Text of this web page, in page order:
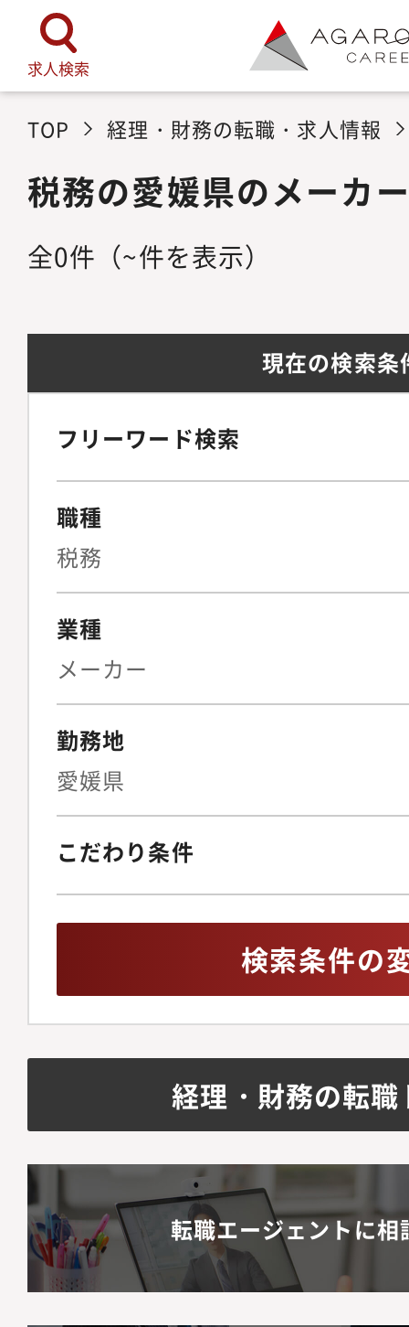
求人検索
TOP 経理・財務の転職・求人情報
税務の愛媛県のメーカ
全0件 （~件を表示）
現在の検索条
フリーワード検索
職種
税務
業種
メーカー
勤務地
愛媛県
こだわり条件
検索条件の
経理・財務の転
転職エージェントに相